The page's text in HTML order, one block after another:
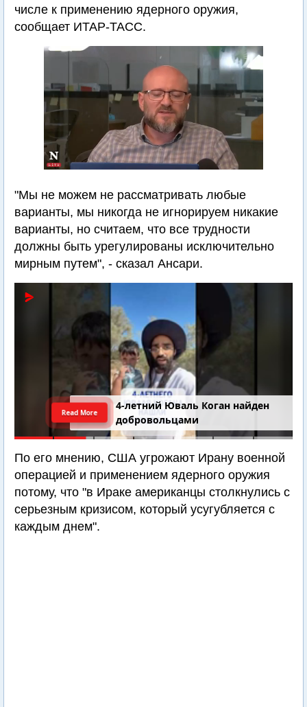
числе к применению ядерного оружия,
сообщает ИТАР-ТАСС.
"Мы не можем не рассматривать любые
варианты, мы никогда не игнорируем никакие
варианты, но считаем, что все трудности
должны быть урегулированы исключительно
мирным путем", - сказал Ансари.
4-летний Юваль Коган найден
добровольцами
Read More
По его мнению, США угрожают Ирану военной
операцией и применением ядерного оружия
потому, что "в Ираке американцы столкнулись с
серьезным кризисом, который усугубляется с
каждым днем".